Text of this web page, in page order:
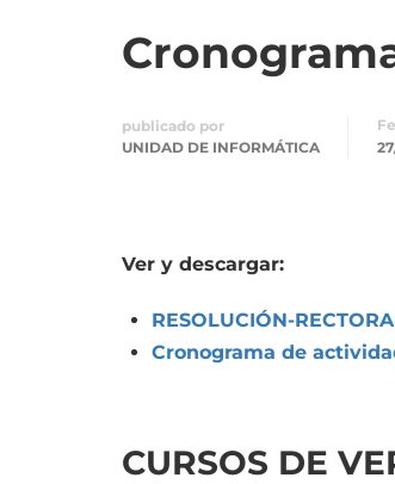
publicado por
UNIDAD DE INFORMÁTICA
Ver y descargar:
RESOLUCIÓN-
Cronograma de
CURSOS DE